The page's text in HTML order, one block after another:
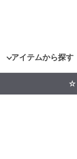
アイテムから探す
☆